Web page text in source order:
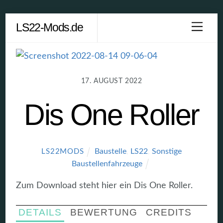
content
LS22-Mods.de
17. AUGUST 2022
Dis One Roller
LS22MODS Baustelle, LS22 Sonstige
Baustellenfahrzeuge
Zum Download steht hier ein Dis One Roller.
DETAILS BEWERTUNG CREDITS